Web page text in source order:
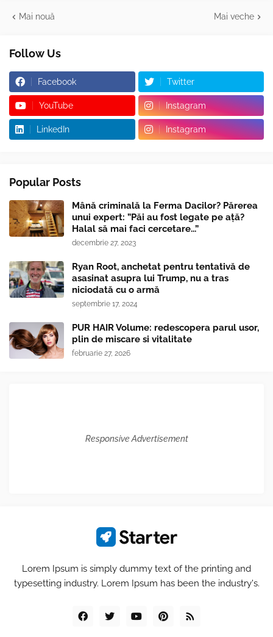
Mai nouă Mai veche
Follow Us
Facebook Twitter
YouTube Instagram
LinkedIn Instagram
Popular Posts
Mână criminală la Ferma Dacilor? Părerea
unui expert: ”Păi au fost legate pe ață?
Halal să mai faci cercetare...”
decembrie 27, 2023
Ryan Root, anchetat pentru tentativă de
asasinat asupra lui Trump, nu a tras
niciodată cu o armă
septembrie 17, 2024
PUR HAIR Volume: redescopera parul usor,
plin de miscare si vitalitate
februarie 27, 2026
Responsive Advertisement
Lorem Ipsum is simply dummy text of the printing and
typesetting industry. Lorem Ipsum has been the industry's.